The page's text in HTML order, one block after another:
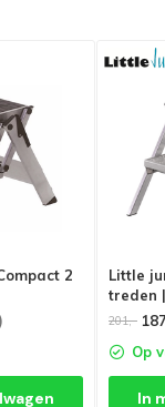
2
Little
treden
201,-
Op
In